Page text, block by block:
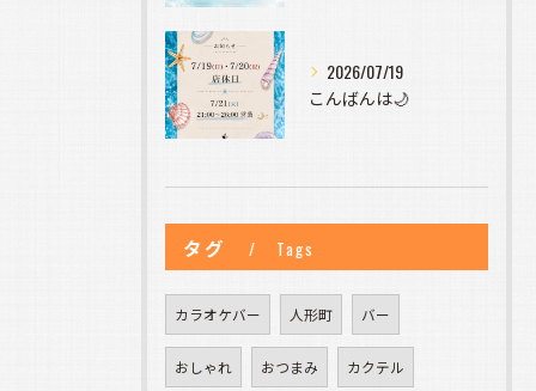
2026/07/19
こんばんは🌙
タグ Tags
カラオケバー 人形町 バー
おしゃれ おつまみ カクテル